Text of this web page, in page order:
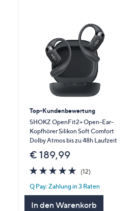
Top-Kundenbewertung
SHOKZ OpenFit2+ Open-Ear-
Kopfhörer Silikon Soft Comfort
Dolby Atmos bis zu 48h Laufzeit
€ 189,99
4.7
von
5
(12)12
Q Pay: Zahlung in 3 Raten
In den Warenkorb